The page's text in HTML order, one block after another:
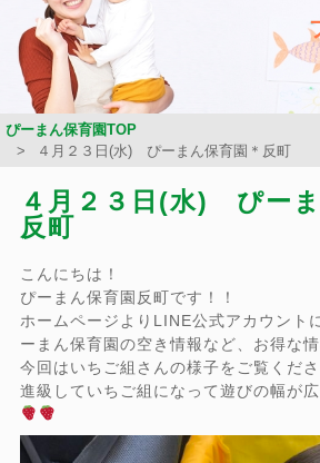
ぴーまん保育園TOP
４月２３日(水) ぴーまん保育園＊反町
４月２３日(水) ぴーま
反町
こんにちは！
ぴーまん保育園反町です！！
ホームページよりLINE公式アカウント
ーまん保育園の空き情報など、お得な
今回はいちご組さんの様子をご覧くださ
進級していちご組になって遊びの幅が